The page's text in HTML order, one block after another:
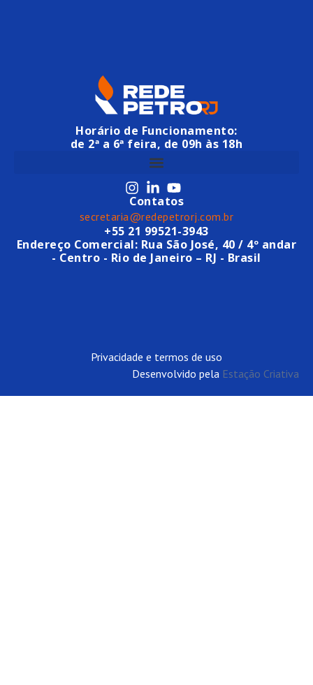
Horário de Funcionamento:
de 2ª a 6ª feira, de 09h às 18h
Contatos
secretaria@redepetrorj.com.br
+55 21 99521-3943
Endereço Comercial: Rua São José, 40 / 4º andar
- Centro - Rio de Janeiro – RJ - Brasil
Privacidade e termos de uso
Desenvolvido pela Estação Criativa